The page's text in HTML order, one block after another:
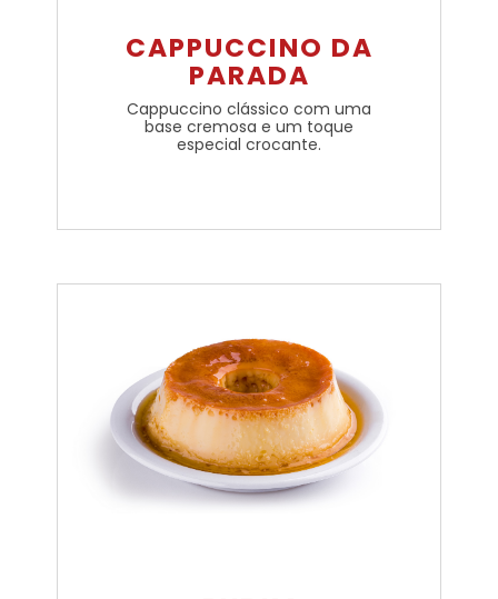
CAPPUCCINO DA
PARADA
Cappuccino clássico com uma
base cremosa e um toque
especial crocante.